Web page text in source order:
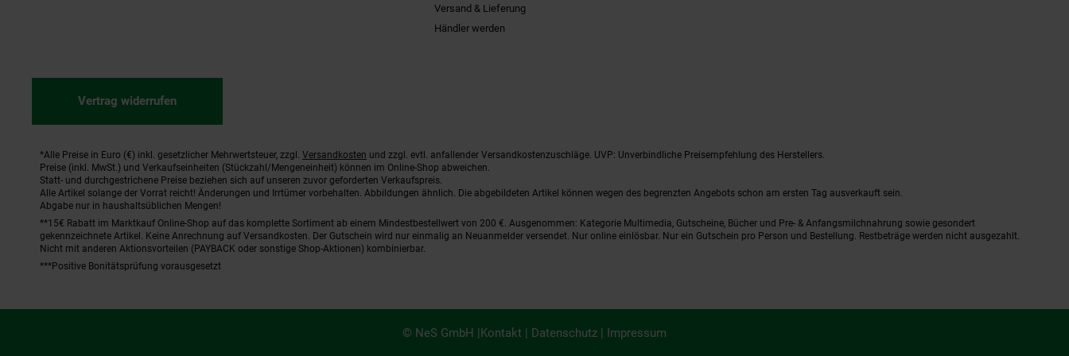
Versand & Lieferung
Händler werden
Vertrag widerrufen
Fußnoten
*Alle Preise in Euro (€) inkl. gesetzlicher Mehrwertsteuer, zzgl. Versandkosten und zzgl. evtl. anfallender Versandkostenzuschläge. UVP: Unverbindliche Preisempfehlung des Herstellers.
Preise (inkl. MwSt.) und Verkaufseinheiten (Stückzahl/Mengeneinheit) können im Online-Shop abweichen.
Statt- und durchgestrichene Preise beziehen sich auf unseren zuvor geforderten Verkaufspreis.
Alle Artikel solange der Vorrat reicht! Änderungen und Irrtümer vorbehalten. Abbildungen ähnlich. Die abgebildeten Artikel können wegen des begrenzten Angebots schon am ersten Tag ausverkauft sein.
Abgabe nur in haushaltsüblichen Mengen!
**15€ Rabatt im Marktkauf Online-Shop auf das komplette Sortiment ab einem Mindestbestellwert von 200 €. Ausgenommen: Kategorie Multimedia, Gutscheine, Bücher und Pre- & Anfangsmilchnahrung sowie gesondert
gekennzeichnete Artikel. Keine Anrechnung auf Versandkosten. Der Gutschein wird nur einmalig an Neuanmelder versendet. Nur online einlösbar. Nur ein Gutschein pro Person und Bestellung. Restbeträge werden nicht ausgezahlt.
Nicht mit anderen Aktionsvorteilen (PAYBACK oder sonstige Shop-Aktionen) kombinierbar.
***Positive Bonitätsprüfung vorausgesetzt
© NeS GmbH | Kontakt Datenschutz Impressum